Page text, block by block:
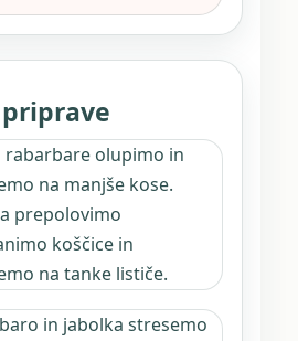
rabarbare olupimo in
na manjše kose.
prepolovimo
koščice in
na tanke lističe.
in jabolka stresemo